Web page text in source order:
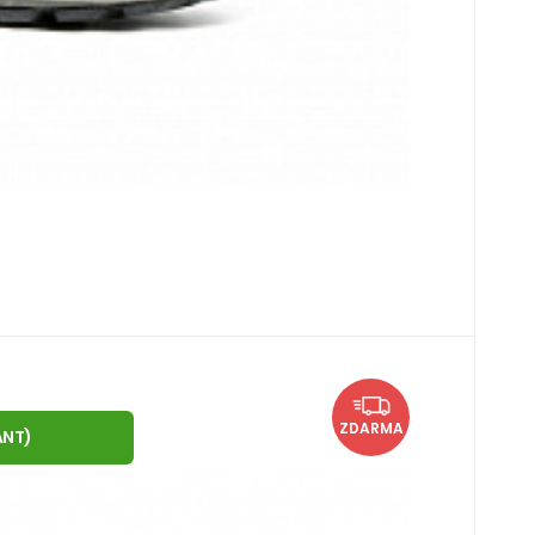
ZDARMA
high 32 HydorTex wool-mimetico
41 EU
44 EU
)